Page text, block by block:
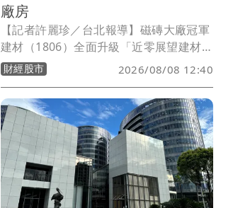
廠房
【記者許麗珍／台北報導】磁磚大廠冠軍
建材（1806）全面升級「近零展望建材
館」正式開館，總經理林祐字表示近期工
業用天然氣價格調漲後，估計公司每月成
本增加約百萬元，已成為營運最大成本壓
力之一，公司因此增加機能型與低碳建材
產品比重，籍產品差異化改善毛利結構，
其中成大實驗室測試的科技節能石可降低
室溫6度，是最佳外牆乾化和屋頂隔熱材
料，針對科技廠多數偏好綠建築，將力推
至科技公司辦公建物及科技廠房。
財經股市 2026/08/08 12:40